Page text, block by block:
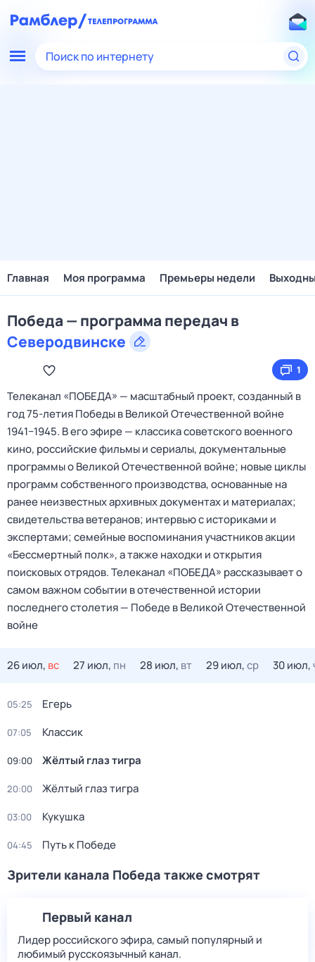
Поиск по интернету
Главная Моя программа Премьеры недели
Победа — программа передач в
Северодвинске
1
Телеканал «ПОБЕДА» — масштабный проект, созданный в
год 75-летия Победы в Великой Отечественной войне
1941−1945. В его эфире — классика советского военного
кино, российские фильмы и сериалы, документальные
программы о Великой Отечественной войне; новые циклы
программ собственного производства, основанные на
ранее неизвестных архивных документах и материалах;
свидетельства ветеранов; интервью с историками и
экспертами; семейные воспоминания участников акции
«Бессмертный полк», а также находки и открытия
поисковых отрядов. Телеканал «ПОБЕДА» рассказывает о
самом важном событии в отечественной истории
последнего столетия — Победе в Великой Отечественной
войне
26 июл, вс 27 июл, пн 28 июл, вт 29 июл,ср 30 июл,
05:25 Егерь
07:05 Классик
09:00 Жёлтый глаз тигра
20:00 Жёлтый глаз тигра
03:00 Кукушка
04:45 Путь к Победе
Зрители канала Победа также смотрят
Первый канал
Лидер российского эфира, самый популярный и
любимый русскоязычный канал.